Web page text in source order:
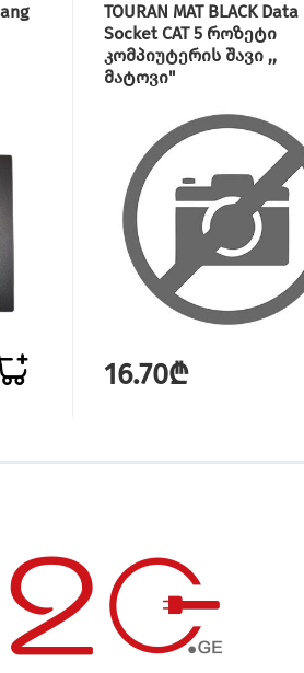
TOURAN MAT BLACK Data
Socket CAT 5 როზეტი
კომპიუტერის შავი ,,
მატოვი"
16.70₾